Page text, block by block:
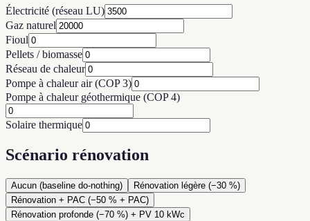
Électricité (réseau LU)
Gaz naturel
Fioul
Pellets / biomasse
Réseau de chaleur
Pompe à chaleur air (COP 3)
Pompe à chaleur géothermique (COP 4)
Solaire thermique
Scénario rénovation
Aucun (baseline do-nothing)
Rénovation légère (−30 %)
Rénovation + PAC (−50 % + PAC)
Rénovation profonde (−70 %) + PV 10 kWc